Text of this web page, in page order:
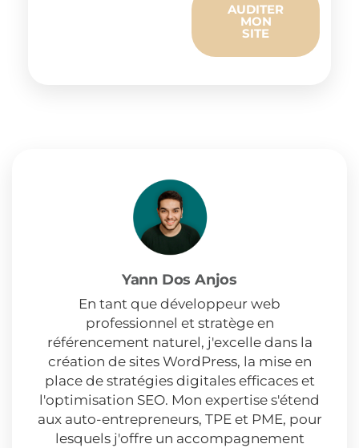
AUDITER
MON
SITE
Yann Dos Anjos
En tant que développeur web
professionnel et stratège en
référencement naturel, j'excelle dans la
création de sites WordPress, la mise en
place de stratégies digitales efficaces et
l'optimisation SEO. Mon expertise s'étend
aux auto-entrepreneurs, TPE et PME, pour
lesquels j'offre un accompagnement